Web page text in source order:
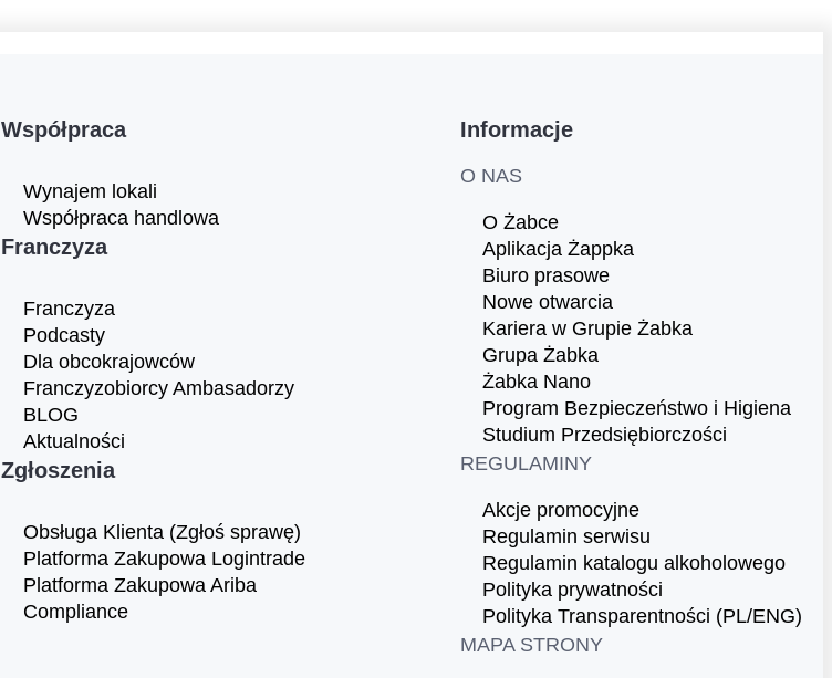
Współpraca
Wynajem lokali
Współpraca handlowa
Franczyza
Franczyza
Podcasty
Dla obcokrajowców
Franczyzobiorcy Ambasadorzy
BLOG
Aktualności
Zgłoszenia
Obsługa Klienta (Zgłoś sprawę)
Platforma Zakupowa Logintrade
Platforma Zakupowa Ariba
Compliance
Informacje
O NAS
O Żabce
Aplikacja Żappka
Biuro prasowe
Nowe otwarcia
Kariera w Grupie Żabka
Grupa Żabka
Żabka Nano
Program Bezpieczeństwo i Higiena
Studium Przedsiębiorczości
REGULAMINY
Akcje promocyjne
Regulamin serwisu
Regulamin katalogu alkoholowego
Polityka prywatności
Polityka Transparentności (PL/ENG)
MAPA STRONY